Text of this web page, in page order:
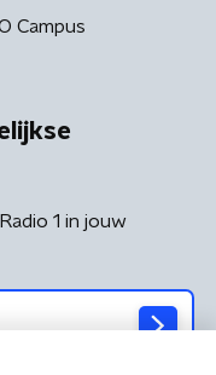
Campus
1 in jouw